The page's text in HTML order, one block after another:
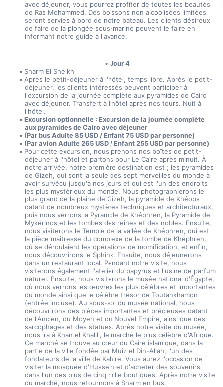
avec déjeuner, vous pourrez profiter de toutes les beautés
de Ras Mohammed. Des boissons non alcoolisées limitées
seront servies à bord de notre bateau. Les clients désireux
de faire de la plongée sous-marine peuvent le faire en
informant notre guide à l'avance.
Jour 4
Sharm El Sheikh
Après le petit-déjeuner à l'hôtel, temps libre. Après le petit-
déjeuner, les clients intéressés peuvent participer à
l'excursion de la journée complète aux pyramides de Cairo
avec déjeuner. Transfert à l'hôtel après nos tours. Nuit à
l'hôtel.
Excursion optionnelle : Excursion de la journée complète
aux pyramides de Cairo avec déjeuner
(Par bus Adulte 85 USD / Enfant 75 USD par personne)
(Par avion Adulte 265 USD / Enfant 255 USD par personne)
Pour cette excursion, nous prenons nos boîtes de petit-
déjeuner à l'hôtel et partons pour Le Caire après minuit. À
notre arrivée, notre première destination est ; les pyramides
de Gizeh, qui sont la seule des sept merveilles du monde à
avoir survécu jusqu'à nos jours et qui est l'un des endroits
les plus mystérieux du monde. Nous photographierons le
plus grand de la plaine de Gizeh, la pyramide de Khéops
datant de nombreux mystères techniques et architecturaux,
puis nous verrons la Pyramide de Khéphren, la Pyramide de
Mykérinos et les tombes des reines et des nobles. Ensuite,
nous visiterons le Temple de la vallée de Khéphren, qui est
la pièce maîtresse du complexe de la tombe de Khéphren,
où se déroulaient les opérations de momification, et enfin,
nous découvrirons le Sphinx. Ensuite, nous déjeunerons
dans un restaurant local. Pendant notre visite, nous
visiterons également l'atelier du papyrus et l'usine de parfum
naturel. Ensuite, nous visiterons le musée national d'Égypte,
où nous verrons les œuvres les plus célèbres et importantes
du monde ainsi que le célèbre trésor de Toutankhamon
(entrée incluse). Au sous-sol du musée national, nous
découvrirons des pièces importantes et précieuses datant
de l'Ancien, du Moyen et du Nouvel Empire, ainsi que des
sarcophages et des statues. Après notre visite du musée,
nous ira à Khan el Khalili, le marché le plus célèbre d'Afrique.
Ce marché se trouve au cœur du Caire islamique, dans la
partie de la ville fondée par Muiz el Din-Allah, l'un des
fondateurs de la ville de Kahire. Vous aurez l'occasion de
visiter la mosquée d'Hussein et d'acheter des souvenirs
dans l'un des plus de cinq mille boutiques. Après notre visite
du marché, nous retournons à Sharm en bus.